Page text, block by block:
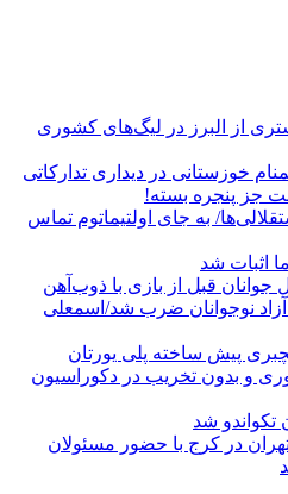
از البرز در لیگ‌های کشوری
خوزستانی در دیداری تدارکاتی
جز پنجره بسته!
به جای اولتیماتوم تماس
اثبات شد
جوانان قبل از بازی با ذوب‌آهن
نوجوانان ضرب شد/اسمعلی
پیش ساخته پلی یورتان
و بدون تخریب در دکوراسیون
تکواندو شد
در کرج با حضور مسئولان